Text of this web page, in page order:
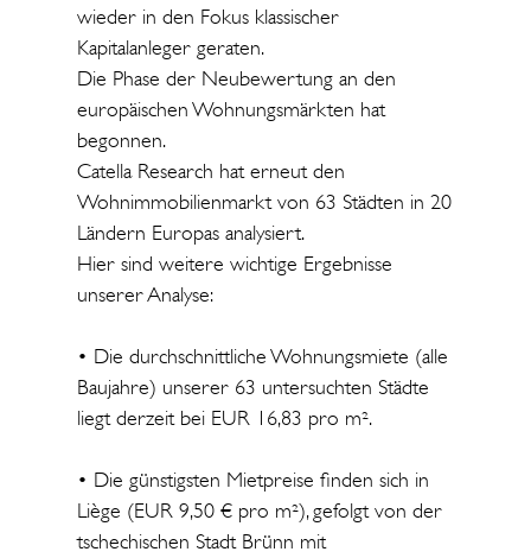
wieder in den Fokus klassischer
Kapitalanleger geraten.
Die Phase der Neubewertung an den
europäischen Wohnungsmärkten hat
begonnen.
Catella Research hat erneut den
Wohnimmobilienmarkt von 63 Städten in 20
Ländern Europas analysiert.
Hier sind weitere wichtige Ergebnisse
unserer Analyse:
• Die durchschnittliche Wohnungsmiete (alle
Baujahre) unserer 63 untersuchten Städte
liegt derzeit bei EUR 16,83 pro m².
• Die günstigsten Mietpreise finden sich in
Liège (EUR 9,50 € pro m²), gefolgt von der
tschechischen Stadt Brünn mit